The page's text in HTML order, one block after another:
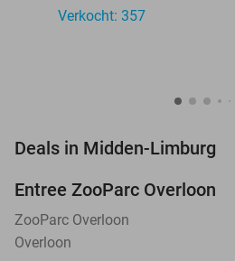
Verkocht: 357
Deals in Midden-Limburg
TODAY
Entree ZooParc Overloon
ZooParc Overloon
Overloon